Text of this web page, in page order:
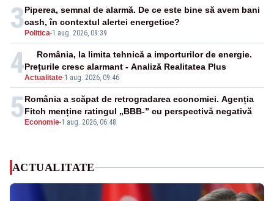
3 Politica-1 aug. 2026, 09:39
Piperea, semnal de alarmă. De ce este bine să avem bani
cash, în contextul alertei energetice?
4Actualitate-1 aug. 2026, 09:46
România, la limita tehnică a importurilor de energie.
Prețurile cresc alarmant - Analiză Realitatea Plus
5 Economie-1 aug. 2026, 06:48
România a scăpat de retrogradarea economiei. Agenția
Fitch menține ratingul „BBB-” cu perspectivă negativă
ACTUALITATE